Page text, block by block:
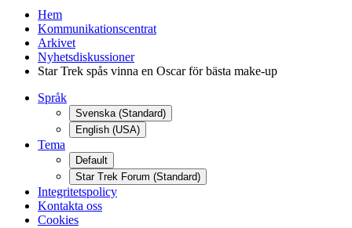
Hem
Kommunikationscentrat
Arkivet
Nyhetsdiskussioner
Star Trek spås vinna en Oscar för bästa make-up
Språk
Svenska (Standard)
English (USA)
Tema
Default
Star Trek Forum (Standard)
Integritetspolicy
Kontakta oss
Cookies